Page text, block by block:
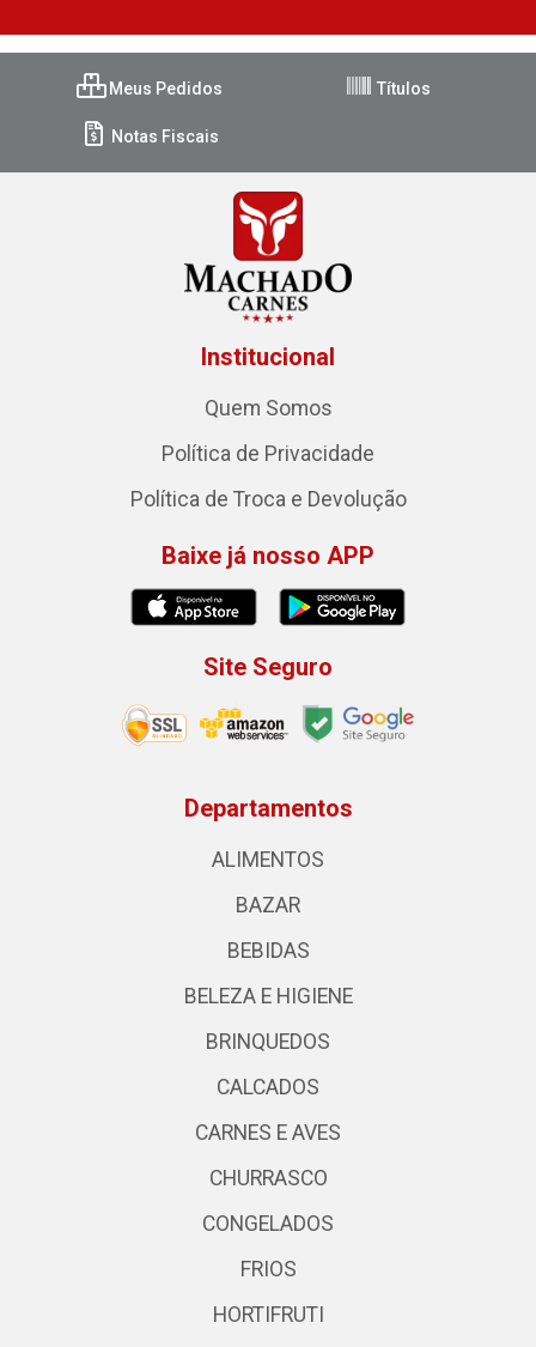
Meus Pedidos Títulos
Notas Fiscais
Institucional
Quem Somos
Política de Privacidade
Política de Troca e Devolução
Baixe já nosso APP
Site Seguro
Departamentos
ALIMENTOS
BAZAR
BEBIDAS
BELEZA E HIGIENE
BRINQUEDOS
CALCADOS
CARNES E AVES
CHURRASCO
CONGELADOS
FRIOS
HORTIFRUTI